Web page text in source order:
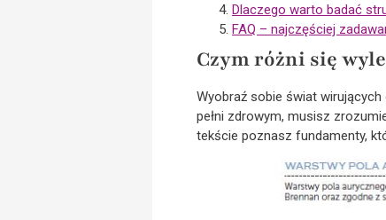
Dlaczego warto badać
FAQ – najczęściej
Czym różni się
Wyobraź sobie świat
pełni zdrowym, musisz
tekście poznasz fundamenty,